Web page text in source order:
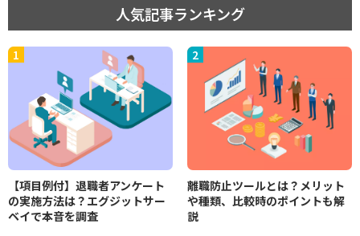
人気記事ランキング
【項目例付】退職者アンケート
の実施方法は？エグジットサー
ベイで本音を調査
離職防止ツールとは？メリット
や種類、比較時のポイントも解
説